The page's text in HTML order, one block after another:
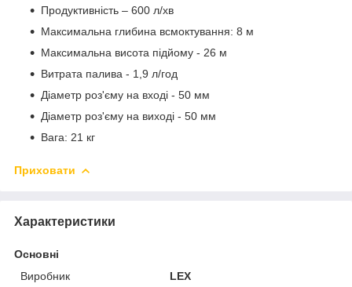
Продуктивність – 600 л/хв
Максимальна глибина всмоктування: 8 м
Максимальна висота підйому - 26 м
Витрата палива - 1,9 л/год
Діаметр роз'єму на вході - 50 мм
Діаметр роз'єму на виході - 50 мм
Вага: 21 кг
Приховати
Характеристики
Основні
Виробник
LEX